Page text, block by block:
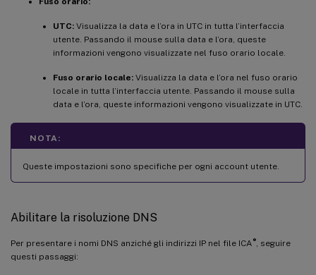
UTC: Visualizza la data e l’ora in UTC in tutta l’interfaccia
utente. Passando il mouse sulla data e l’ora, queste
informazioni vengono visualizzate nel fuso orario locale.
Fuso orario locale: Visualizza la data e l’ora nel fuso orario
locale in tutta l’interfaccia utente. Passando il mouse sulla
data e l’ora, queste informazioni vengono visualizzate in UTC.
NOTA:
Queste impostazioni sono specifiche per ogni account utente.
Abilitare la risoluzione DNS
Per presentare i nomi DNS anziché gli indirizzi IP nel file ICA ®, seguire
questi passaggi: